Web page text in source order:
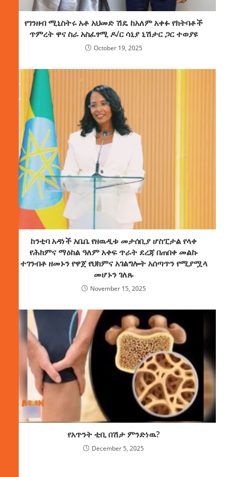
የገንዘብ ሚኒስትሩ አቶ አህመድ ሽዴ ከአለም አቀፉ የክትባቶች
ጥምረት ዋና ስራ አስፈፃሚ ዶ/ር ሳኒያ ኒሽታር ጋር ተወያዩ
October 19, 2025
ከንቲባ አዳነች አቤቤ የዘዉዲቱ መታሰቢያ ሆስፒታል የላቀ
የሕክምና ማዕከል ዓለም አቀፍ ጥራት ደረጃ በጠበቀ መልኩ
ተገንብቶ ዘመኑን የዋጀ የህክምና አገልግሎት አሰጣጥን የሚያሟላ
መሆኑን ገለጹ
November 15, 2025
የአጥንት ቲቢ በሽታ ምንድነዉ?
December 5, 2025